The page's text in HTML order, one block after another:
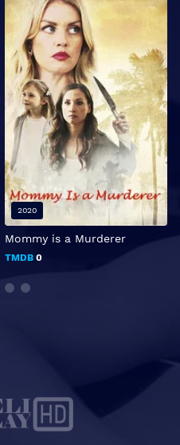
Mommy is a Murderer
TMDB 0
2020